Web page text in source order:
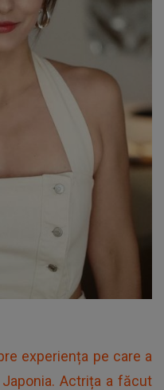
experiența pe care a
Actrița a făcut